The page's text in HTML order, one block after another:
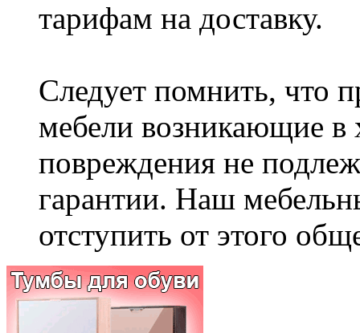
тарифам на доставку.
Следует помнить, что
мебели возникающие в
повреждения не
гарантии. Наш
отступить от этого